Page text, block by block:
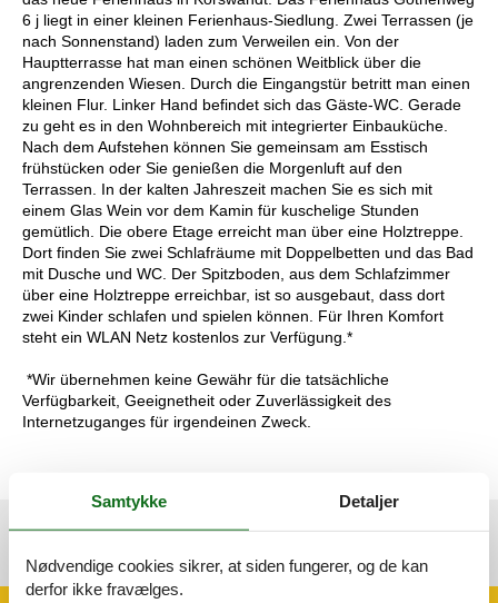
6 j liegt in einer kleinen Ferienhaus-Siedlung. Zwei Terrassen (je
nach Sonnenstand) laden zum Verweilen ein. Von der
Hauptterrasse hat man einen schönen Weitblick über die
angrenzenden Wiesen. Durch die Eingangstür betritt man einen
kleinen Flur. Linker Hand befindet sich das Gäste-WC. Gerade
zu geht es in den Wohnbereich mit integrierter Einbauküche.
Nach dem Aufstehen können Sie gemeinsam am Esstisch
frühstücken oder Sie genießen die Morgenluft auf den
Terrassen. In der kalten Jahreszeit machen Sie es sich mit
einem Glas Wein vor dem Kamin für kuschelige Stunden
gemütlich. Die obere Etage erreicht man über eine Holztreppe.
Dort finden Sie zwei Schlafräume mit Doppelbetten und das Bad
mit Dusche und WC. Der Spitzboden, aus dem Schlafzimmer
über eine Holztreppe erreichbar, ist so ausgebaut, dass dort
zwei Kinder schlafen und spielen können. Für Ihren Komfort
steht ein WLAN Netz kostenlos zur Verfügung.*
*Wir übernehmen keine Gewähr für die tatsächliche
Verfügbarkeit, Geeignetheit oder Zuverlässigkeit des
Internetzuganges für irgendeinen Zweck.
Samtykke Detaljer
Nødvendige cookies sikrer, at siden fungerer, og de kan
derfor ikke fravælges.